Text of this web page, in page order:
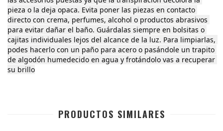
pieza o la deja opaca. Evita poner las piezas en contacto
directo con crema, perfumes, alcohol o productos abrasivos
para evitar dañar el baño. Guárdalas siempre en bolsitas o
cajitas individuales lejos del alcance de la luz. Para limpiarlas,
podes hacerlo con un paño para acero o pasándole un trapito
de algodón humedecido en agua y frotándolo vas a recuperar
su brillo
PRODUCTOS SIMILARES